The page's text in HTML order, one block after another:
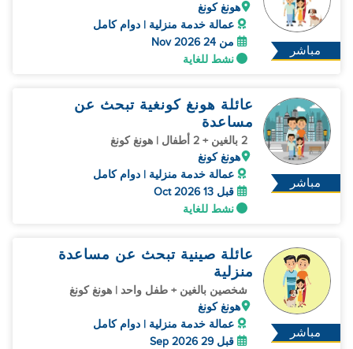
مباشر
هونغ كونغ
عمالة خدمة منزلية | دوام كامل
من 24 Nov 2026
نشط للغاية
مباشر
عائلة هونغ كونغية تبحث عن
مساعدة
2 بالغين + 2 أطفال | هونغ كونغ
هونغ كونغ
عمالة خدمة منزلية | دوام كامل
قبل 13 Oct 2026
نشط للغاية
مباشر
عائلة صينية تبحث عن مساعدة
منزلية
شخصين بالغين + طفل واحد | هونغ كونغ
هونغ كونغ
عمالة خدمة منزلية | دوام كامل
قبل 29 Sep 2026